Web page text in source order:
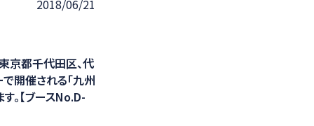
2018/06/21
京都千代田区、代
開催される「九州
。【ブースNo.D-